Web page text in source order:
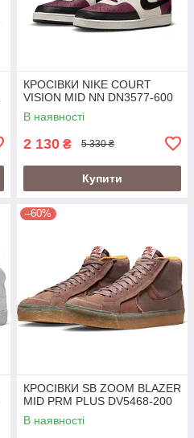
КРОСІВКИ NIKE COURT
VISION MID NN DN3577-600
В наявності
2 130 ₴ 5 330 ₴
Купити
–60%
КРОСІВКИ SB ZOOM BLAZER
MID PRM PLUS DV5468-200
В наявності